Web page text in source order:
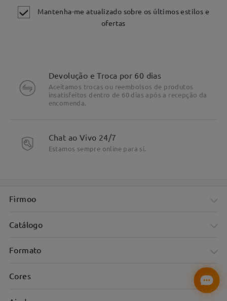
Mantenha-me atualizado sobre os últimos estilos e
ofertas
Devolução e Troca por 60 dias
Aceitamos trocas ou reembolsos de produtos
insatisfeitos dentro de 60 dias após a recepção da
encomenda.
Chat ao Vivo 24/7
Estamos sempre online para si.
Firmoo
Catálogo
Formato
Cores